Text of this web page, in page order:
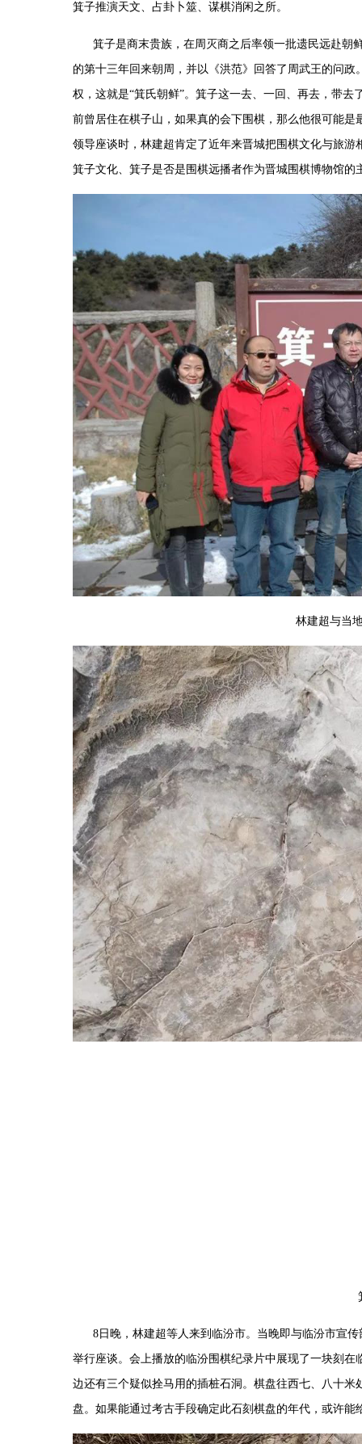
箕子推演天文、占卦卜筮、谋棋消闲之所。
箕子是商末贵族，在周灭商之后率领一批遗民远赴朝
的第十三年回来朝周，并以《洪范》回答了周武王的问
权，这就是“箕氏朝鲜”。箕子这一去、一回、再去，带去
前曾居住在棋子山，如果真的会下围棋，那么他很可能
领导座谈时，林建超肯定了近年来晋城把围棋文化与旅
箕子文化、箕子是否是围棋远播者作为晋城围棋博物馆的
林建超与当
8 日晚，林建超等人来到临汾市。当晚即与临汾市宣
举行座谈。会上播放的临汾围棋纪录片中展现了一块刻在
边还有三个疑似拴马用的插桩石洞。棋盘往西七、八十
盘。如果能通过考古手段确定此石刻棋盘的年代，或许